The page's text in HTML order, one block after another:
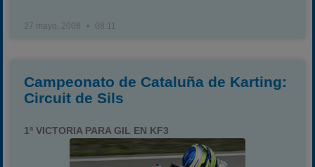
27 mayo, 2008 08:11
Campeonato de Cataluña de Karting:
Circuit de Sils
1ª VICTORIA PARA GIL EN KF3